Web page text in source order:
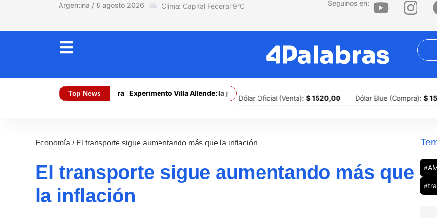
Argentina / 8 agosto 2026 9°C Seguinos en:
Top News
El límite está en la tierra Experimento Villa Allende: la primera ciudad del país en implementar portones para sitiar barrios
Dólar Oficial (Compra):$ 1470,00 Dólar Oficial (Venta):$ 1520,00 Dólar Blue (Compra):$ 1505,00
Economía / El transporte sigue aumentando más que la inflación
El transporte sigue aumentando más que
la inflación
#
#